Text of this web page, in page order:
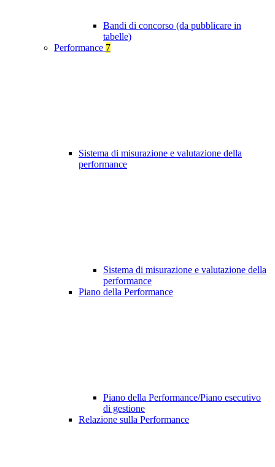
Bandi di concorso (da pubblicare in
tabelle)
Performance 7
Sistema di misurazione e valutazione della
performance
Sistema di misurazione e valutazione della
performance
Piano della Performance
Piano della Performance/Piano esecutivo
di gestione
Relazione sulla Performance